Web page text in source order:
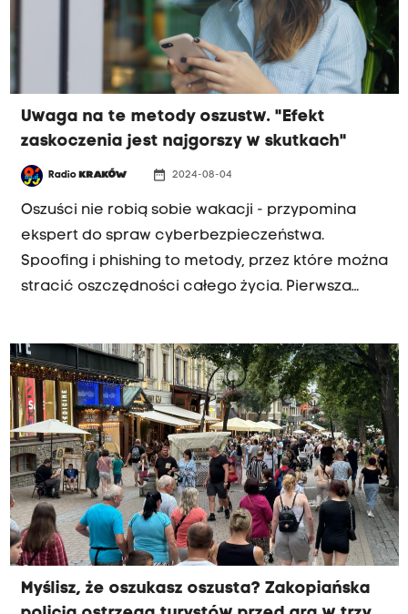
Uwaga na te metody oszustw. "Efekt
zaskoczenia jest najgorszy w skutkach"
Radio KRAKÓW date_range 2024-08-04
Oszuści nie robią sobie wakacji - przypomina
ekspert do spraw cyberbezpieczeństwa.
Spoofing i phishing to metody, przez które można
stracić oszczędności całego życia. Pierwsza
stron internetowych, które wyglądają jak
autentyczne.
Myślisz, że oszukasz oszusta? Zakopiańska